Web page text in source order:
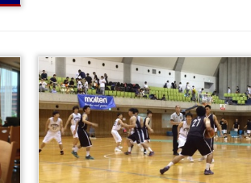
...続
きを読む